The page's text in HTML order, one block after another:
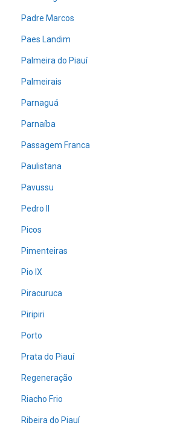
Padre Marcos
Paes Landim
Palmeira do Piauí
Palmeirais
Parnaguá
Parnaíba
Passagem Franca
Paulistana
Pavussu
Pedro II
Picos
Pimenteiras
Pio IX
Piracuruca
Piripiri
Porto
Prata do Piauí
Regeneração
Riacho Frio
Ribeira do Piauí